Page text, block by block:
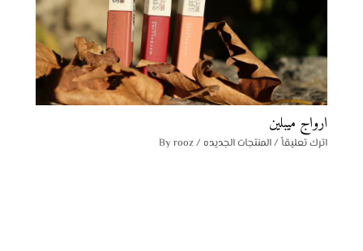
ارواج ميبلين
اترك تعليقاً/المنتجات الجديده / By
rooz